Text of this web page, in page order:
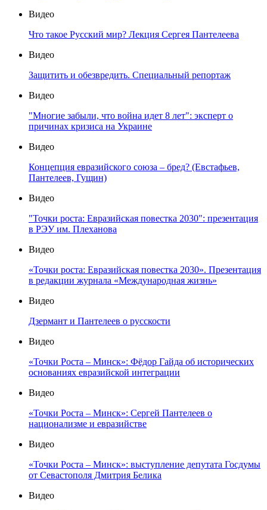
Видео
Что такое Русский мир? Лекция Сергея Пантелеева
Видео
Защитить и обезвредить. Специальный репортаж
Видео
"Многие забыли, что война идет 8 лет": эксперт о
причинах кризиса на Украине
Видео
Концепция евразийского союза – бред? (Евстафьев,
Пантелеев, Гущин)
Видео
"Точки роста: Евразийская повестка 2030": презентация
в РЭУ им. Плеханова
Видео
«Точки роста: Евразийская повестка 2030». Презентация
в редакции журнала «Международная жизнь»
Видео
Дзермант и Пантелеев о русскости
Видео
«Точки Роста – Минск»: Фёдор Гайда об исторических
основаниях евразийской интеграции
Видео
«Точки Роста – Минск»: Сергей Пантелеев о
национализме и евразийстве
Видео
«Точки Роста – Минск»: выступление депутата Госдумы
от Севастополя Дмитрия Белика
Видео